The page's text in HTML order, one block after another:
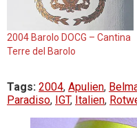
2004 Barolo DOCG – Cantina
Terre del Barolo
Tags: 2004, Apulien,
Paradiso, IGT, Italien,